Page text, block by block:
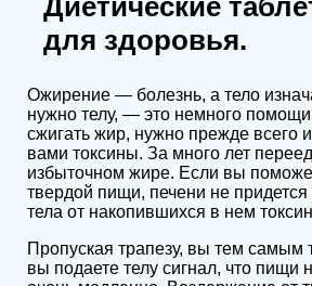
Диетические
для здоровья.
Ожирение — болезнь, а тело
нужно телу, — это немного помощи
сжигать жир, нужно прежде всего
вами токсины. За много лет
избыточном жире. Если вы
твердой пищи, печени не
тела от накопившихся в нем
Пропуская трапезу, вы тем самым
вы подаете телу сигнал, что пищи